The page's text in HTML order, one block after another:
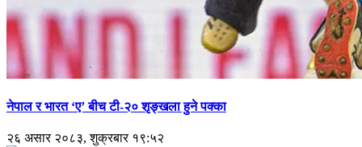
नेपाल र भारत ‘ए’ बीच टी-२० शृङ्खला हुने पक्का
२६ असार २०८३, शुक्रबार १९:५२